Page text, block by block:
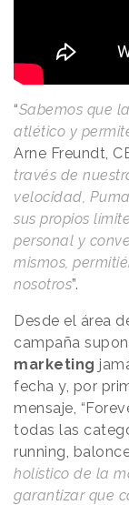
“Sabemos que
atlético y
Arne Freundt,
través de
velocidad,
sus propios
personal y
mismos,
nosotros”.
Desde el área
campaña
marketing
fecha y, por
mensaje,
todas las
running,
holístico de la
garantizar que